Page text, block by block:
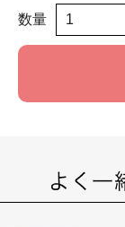
数量